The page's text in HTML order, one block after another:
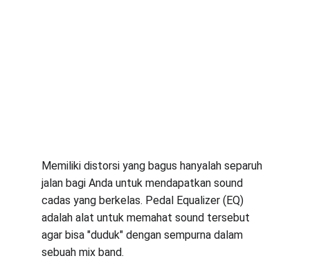
Memiliki distorsi yang bagus hanyalah separuh
jalan bagi Anda untuk mendapatkan sound
cadas yang berkelas. Pedal Equalizer (EQ)
adalah alat untuk memahat sound tersebut
agar bisa "duduk" dengan sempurna dalam
sebuah mix band.